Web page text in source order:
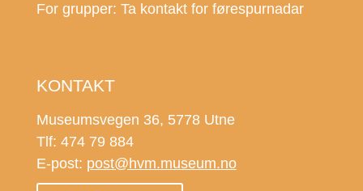
For grupper: Ta kontakt for førespurnadar
KONTAKT
Museumsvegen 36, 5778 Utne
Tlf: 474 79 884
E-post: post@hvm.museum.no